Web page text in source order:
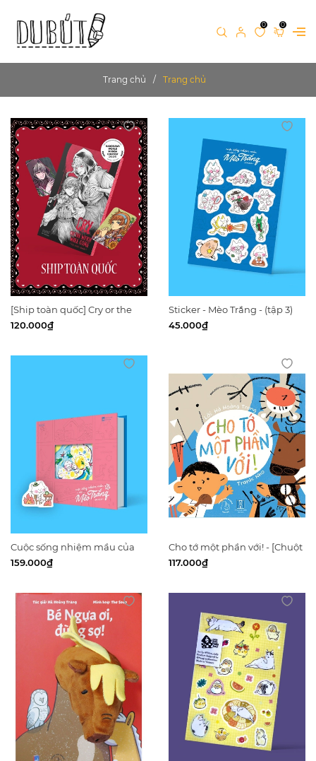
0 0
Trang chủ Trang chủ
[Ship toàn quốc] Cry or the
witch will come (Hobby
120.000₫
Sticker - Mèo Trắng - (tập 3)
xanh
45.000₫
Cuộc sống nhiệm mầu của
Mèo Trắng - tập 3
159.000₫
Cho tớ một phần với! - [Chuột
Đất Books]
117.000₫